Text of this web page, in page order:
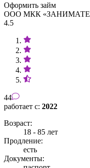
Оформить займ
ООО МКК
4.5
44
работает с: 2022
Возраст:
18 - 85 лет
Продление:
есть
Документы: